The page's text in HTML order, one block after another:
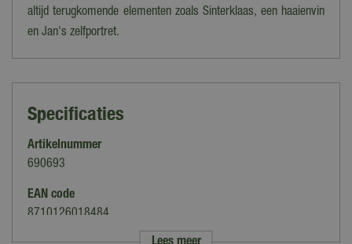
altijd terugkomende elementen zoals Sinterklaas, een haaienvin
en Jan's zelfportret.
Specificaties
Artikelnummer
690693
EAN code
8710126018484